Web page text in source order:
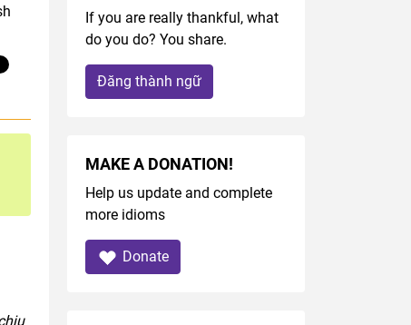
If you are really thankful, what
do you do? You share.
Đăng thành ngữ
MAKE A DONATION!
Help us update and complete
more idioms
Donate